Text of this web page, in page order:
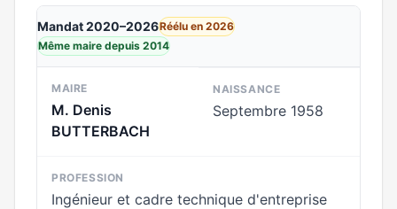
Mandat 2020–2026Réélu en 2026
Même maire depuis 2014
MAIRE
M. Denis
BUTTERBACH
NAISSANCE
Septembre 1958
PROFESSION
Ingénieur et cadre technique d'entreprise